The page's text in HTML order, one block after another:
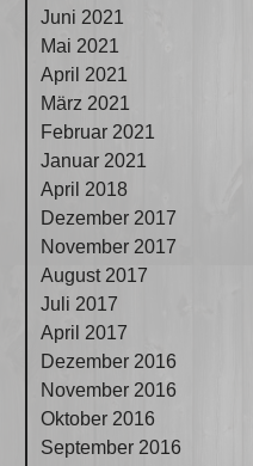
Juni 2021
Mai 2021
April 2021
März 2021
Februar 2021
Januar 2021
April 2018
Dezember 2017
November 2017
August 2017
Juli 2017
April 2017
Dezember 2016
November 2016
Oktober 2016
September 2016